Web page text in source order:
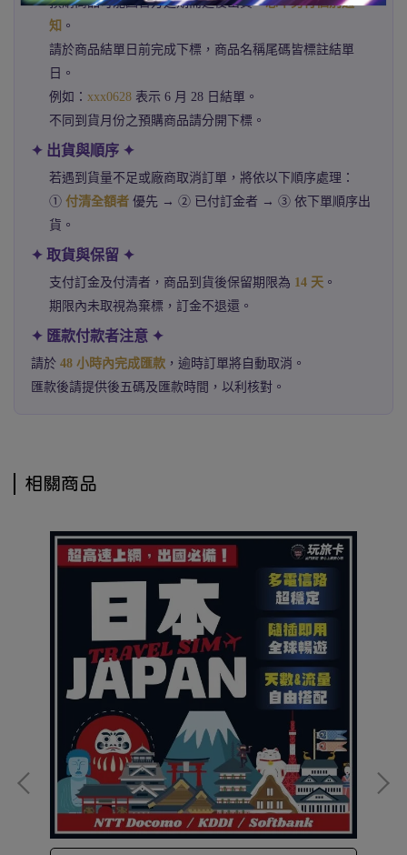
知 。
請於商品結單日前完成下標，商品名稱尾碼皆標註結單
日。
例如： xxx0628 表示 6 月 28 日結單。
不同到貨月份之預購商品請分開下標。
✦ 出貨與順序 ✦
若遇到貨量不足或廠商取消訂單，將依以下順序處理：
① 付清全額者 優先 → ② 已付訂金者 → ③ 依下單順序出
貨。
✦ 取貨與保留 ✦
支付訂金及付清者，商品到貨後保留期限為 14 天 。
期限內未取視為棄標，訂金不退還。
✦ 匯款付款者注意 ✦
請於 48 小時內完成匯款 ，逾時訂單將自動取消。
匯款後請提供後五碼及匯款時間，以利核對。
相關商品